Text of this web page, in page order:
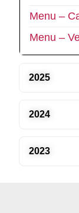
Menu –
Menu –
2025
2024
2023